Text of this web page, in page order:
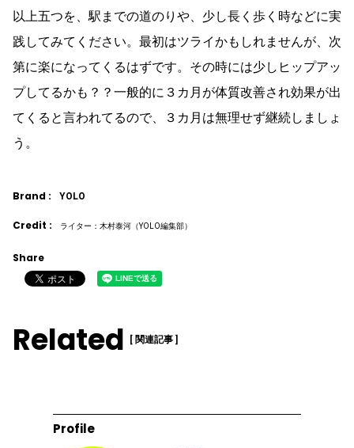
以上五つを、駅までの道のりや、少し長く歩く時などに実
践してみてください。最初はツライかもしれませんが、次
第に楽になってくるはずです。その時には少しヒップアッ
プしてるかも？？一般的に３カ月が体質改善され効果が出
てくると言われてるので、３カ月は無理せず継続しましょ
う。
Brand : YOLO
Credit : ライター：木村泰河（YOLO編集部）
Share
Related [ 関連記事 ]
Profile